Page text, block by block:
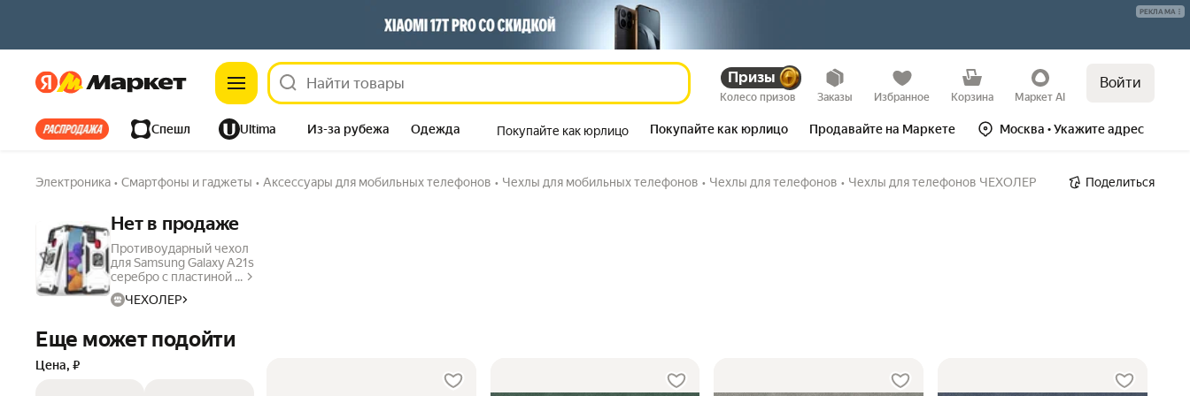
ЯндексЯндекс Призы
Колесо призов Заказы Избранное Корзина Маркет AI
Войти
Все хиты Спешл Ultima Из-за рубежа Одежда Покупайте как юрлицо Покупайте как юрлицо Продавайте на Маркете Москва • Укажите адрес
РЕКЛАМА
Электроника • Смартфоны и гаджеты • Аксессуары для мобильных телефонов • Чехлы для мобильных телефонов • Чехлы для телефонов • Чехлы для телефонов ЧЕХОЛЕР Поделиться
Нет в продаже
Противоударный чехол
для Samsung Galaxy A21s
серебро с пластиной ...
ЧЕХОЛЕР
Еще может подойти
Цена, ₽